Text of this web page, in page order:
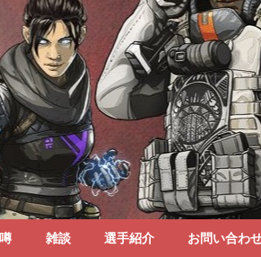
噂 雑談 選手紹介 お問い合わ